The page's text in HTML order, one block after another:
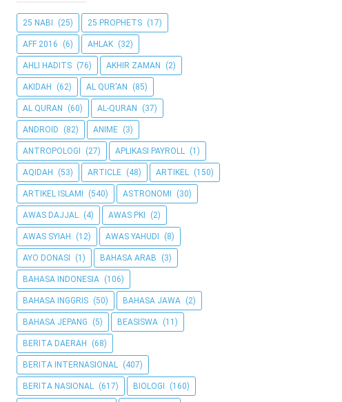
25 NABI (25) 25 PROPHETS (17)
AFF 2016 (6) AHLAK (32)
AHLI HADITS (76) AKHIR ZAMAN (2)
AKIDAH (62) AL QUR'AN (85)
AL QURAN (60) AL-QURAN (37)
ANDROID (82) ANIME (3)
ANTROPOLOGI (27) APLIKASI PAYROLL (1)
AQIDAH (53) ARTICLE (48) ARTIKEL (150)
ARTIKEL ISLAMI (540) ASTRONOMI (30)
AWAS DAJJAL (4) AWAS PKI (2)
AWAS SYIAH (12) AWAS YAHUDI (8)
AYO DONASI (1) BAHASA ARAB (3)
BAHASA INDONESIA (106)
BAHASA INGGRIS (50) BAHASA JAWA (2)
BAHASA JEPANG (5) BEASISWA (11)
BERITA DAERAH (68)
BERITA INTERNASIONAL (407)
BERITA NASIONAL (617) BIOLOGI (160)